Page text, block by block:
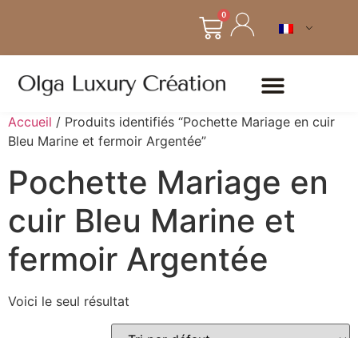
0
Accueil / Produits identifiés “Pochette Mariage en cuir
Bleu Marine et fermoir Argentée”
Pochette Mariage en
cuir Bleu Marine et
fermoir Argentée
Voici le seul résultat